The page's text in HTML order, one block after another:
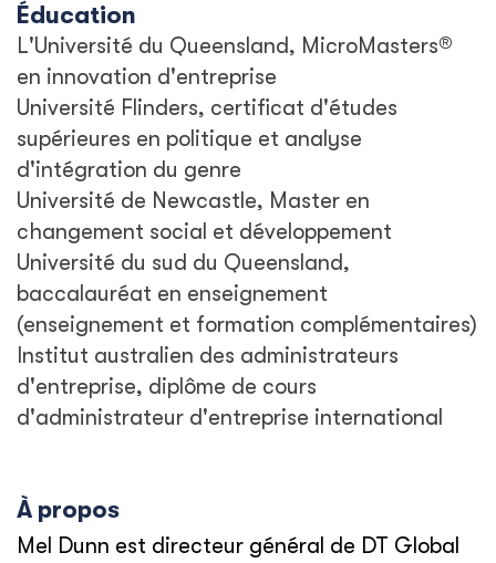
Éducation
L'Université du Queensland, MicroMasters®
en innovation d'entreprise
Université Flinders, certificat d'études
supérieures en politique et analyse
d'intégration du genre
Université de Newcastle, Master en
changement social et développement
Université du sud du Queensland,
baccalauréat en enseignement
(enseignement et formation complémentaires)
Institut australien des administrateurs
d'entreprise, diplôme de cours
d'administrateur d'entreprise international
À propos
Mel Dunn est directeur général de DT Global